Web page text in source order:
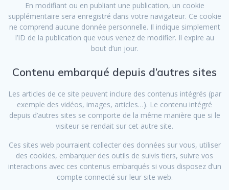
En modifiant ou en publiant une publication, un cookie
supplémentaire sera enregistré dans votre navigateur. Ce cookie
ne comprend aucune donnée personnelle. Il indique simplement
l’ID de la publication que vous venez de modifier. Il expire au
bout d’un jour.
Contenu embarqué depuis d’autres sites
Les articles de ce site peuvent inclure des contenus intégrés (par
exemple des vidéos, images, articles…). Le contenu intégré
depuis d’autres sites se comporte de la même manière que si le
visiteur se rendait sur cet autre site.
Ces sites web pourraient collecter des données sur vous, utiliser
des cookies, embarquer des outils de suivis tiers, suivre vos
interactions avec ces contenus embarqués si vous disposez d’un
compte connecté sur leur site web.